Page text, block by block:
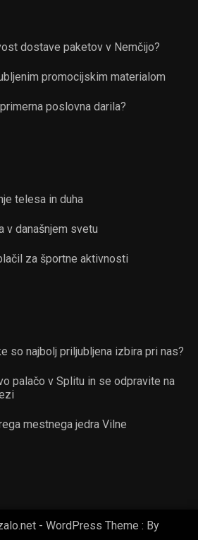
dostave paketov v Nemčijo?
promocijskim materialom
poslovna darila?
telesa in duha
v današnjem svetu
za športne aktivnosti
so najbolj priljubljena izbira pri nas?
palačo v Splitu in se odpravite na
mestnega jedra Vilne
- WordPress Theme : By